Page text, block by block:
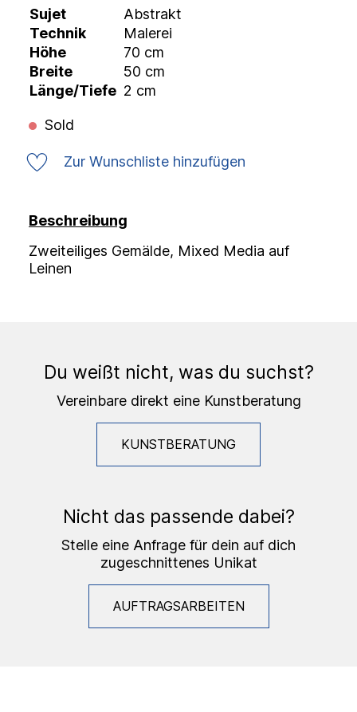
Sujet
Abstrakt
Technik
Malerei
Höhe
70 cm
Breite
50 cm
Länge/Tiefe 2 cm
Sold
Zur Wunschliste hinzufügen
Beschreibung
Zweiteiliges Gemälde, Mixed Media auf
Leinen
Du weißt nicht, was du suchst?
Vereinbare direkt eine Kunstberatung
KUNSTBERATUNG
Nicht das passende dabei?
Stelle eine Anfrage für dein auf dich
zugeschnittenes Unikat
AUFTRAGSARBEITEN